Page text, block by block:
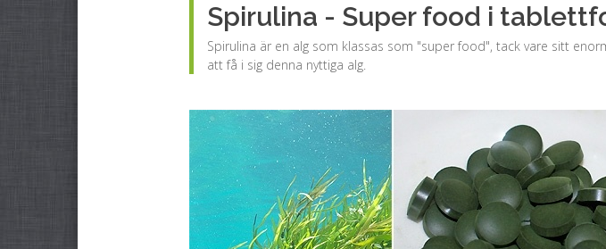
Spirulina - Super food i
Spirulina är en alg som klassas som "super food", tack vare sitt
att få i sig denna nyttiga alg.